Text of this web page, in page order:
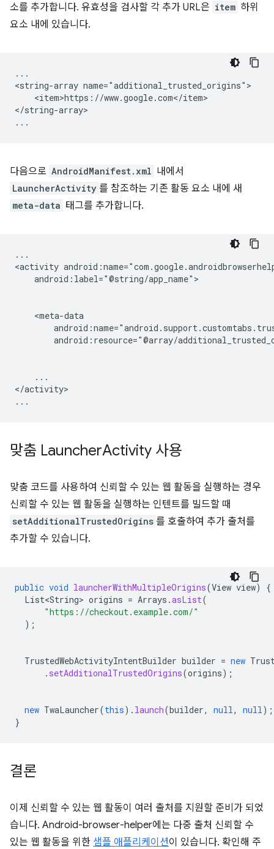
소를 추가합니다. 유효성을 검사할 각 추가 URL은 item 하위
요소 내에 있습니다.
...
<string-array
<item>https://www.google.com</item>
</string-array>
다음으로 AndroidManifest.xml 내에서
LauncherActivity 를 참조하는 기존 활동 요소 내에 새
meta-data 태그를 추가합니다.
...
<activity
android:label="@string/app_name">
android:resource="@array/
...
</activity>
맞춤 LauncherActivity 사용
맞춤 코드를 사용하여 신뢰할 수 있는 웹 활동을 실행하는 경우
신뢰할 수 있는 웹 활동을 실행하는 인텐트를 빌드할 때
setAdditionalTrustedOrigins 를 호출하여 추가 출처를
추가할 수 있습니다.
public void launcherWithMultipleOrigins(View view)
{
List<String> origins = Arrays .asList(
"https://checkout.example.com/"
);
TrustedWebActivityIntentBuilder builder = new
. setAdditionalTrustedOrigins(origins);
new TwaLauncher(this). launch(builder, null, null);
}
결론
이제 신뢰할 수 있는 웹 활동이 여러 출처를 지원할 준비가 되었
습니다. Android-browser-helper에는 다중 출처 신뢰할 수
있는 웹 활동을 위한 샘플 애플리케이션이 있습니다. 확인해 주